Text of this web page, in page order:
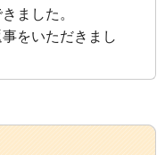
ました。
をいただきまし